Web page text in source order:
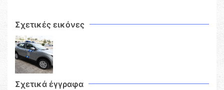
Σχετικές εικόνες
Σχετικά έγγραφα